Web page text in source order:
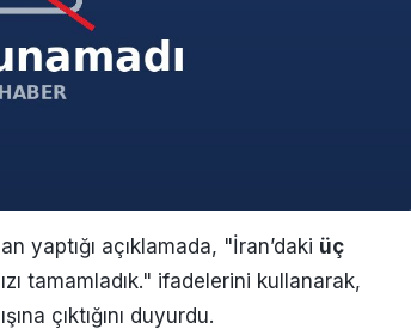
yaptığı açıklamada, "İran’daki üç
tamamladık." ifadelerini kullanarak,
çıktığını duyurdu.